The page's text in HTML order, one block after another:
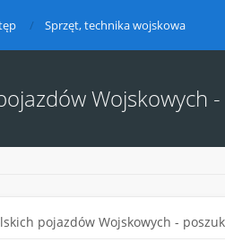
Sprzęt, technika wojskowa
Wojskowych
pojazdów Wojskowych -